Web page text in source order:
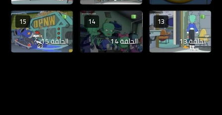
13
الحلقة 13
14
الحلقة 14
15
الحلقة 15